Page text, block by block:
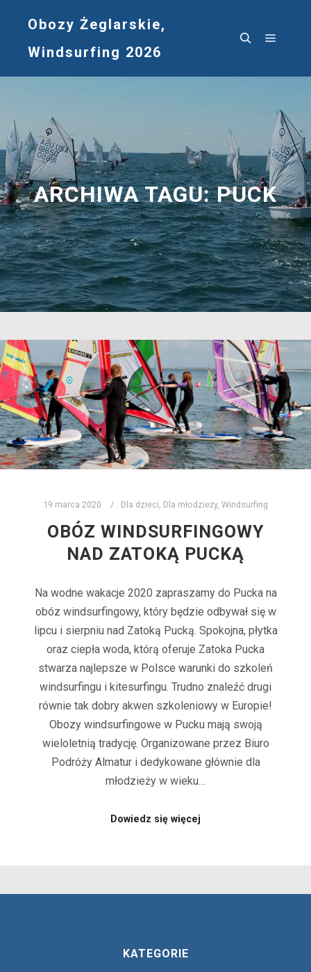
Obozy Żeglarskie,
Windsurfing 2026
ARCHIWA TAGU:PUCK
19 marca 2020 Dla dzieci, Dla młodzieży, Windsurfing
OBÓZ WINDSURFINGOWY
NAD ZATOKĄ PUCKĄ
Na wodne wakacje 2020 zapraszamy do Pucka na
obóz windsurfingowy, który będzie odbywał się w
lipcu i sierpniu nad Zatoką Pucką. Spokojna, płytka
oraz ciepła woda, którą oferuje Zatoka Pucka
stwarza najlepsze w Polsce warunki do szkoleń
windsurfingu i kitesurfingu. Trudno znaleźć drugi
równie tak dobry akwen szkoleniowy w Europie!
Obozy windsurfingowe w Pucku mają swoją
wieloletnią tradycję. Organizowane przez Biuro
Podróży Almatur i dedykowane głównie dla
młodzieży w wieku…
Dowiedz się więcej
KATEGORIE